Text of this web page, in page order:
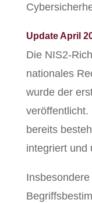
Update April
Die NIS2-
nationales
wurde der
veröffentlicht.
bereits
integriert und